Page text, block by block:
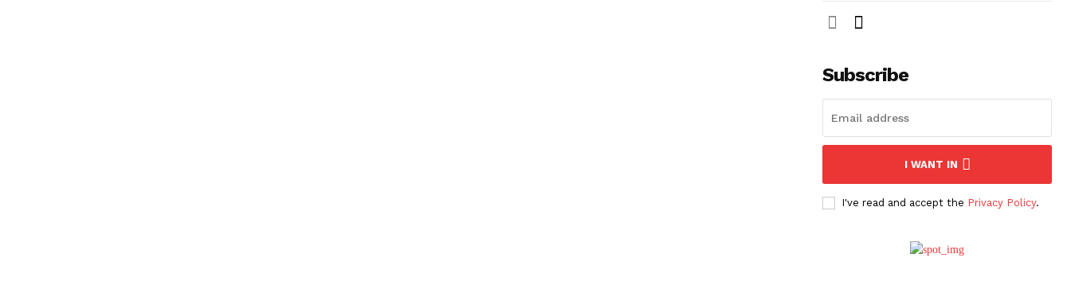
Subscribe
I WANT IN
I've read and accept the Privacy Policy.